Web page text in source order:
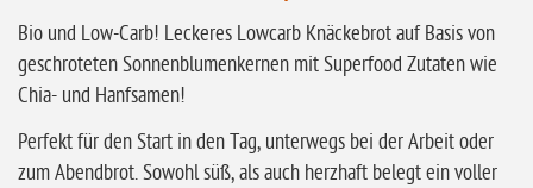
ohne
Sonnenblumen
ohne Palmöl
Bio und Low-Carb! Leckeres Lowcarb Knäckebrot auf Basis von
geschroteten Sonnenblumenkernen mit Superfood Zutaten wie
Chia- und Hanfsamen!
Perfekt für den Start in den Tag, unterwegs bei der Arbeit oder
zum Abendbrot. Sowohl süß, als auch herzhaft belegt ein voller